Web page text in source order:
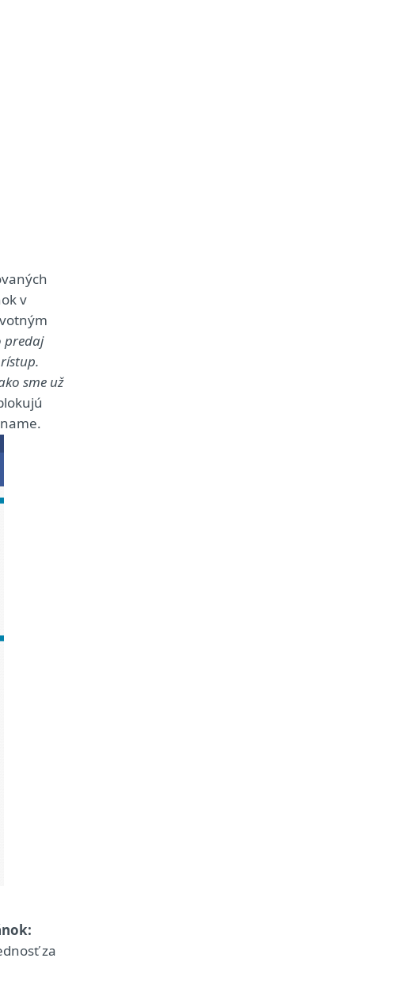
v
predaj
sme už
za